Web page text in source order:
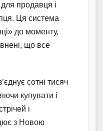
продавця і
Ця система
до моменту,
що все
сотні тисяч
купувати і
і
з Новою